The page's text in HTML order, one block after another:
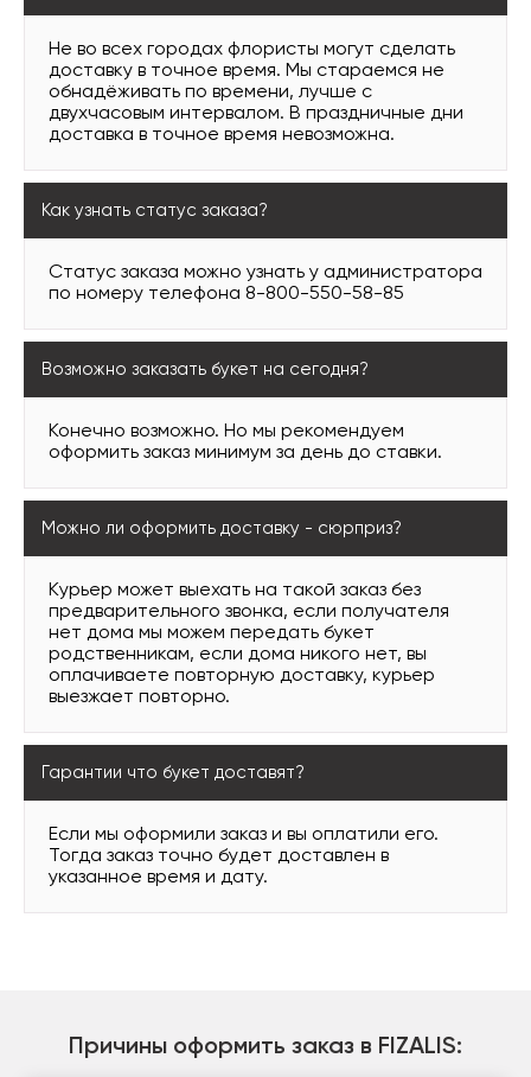
Не во всех городах флористы могут сделать
доставку в точное время. Мы стараемся не
обнадёживать по времени, лучше с
двухчасовым интервалом. В праздничные дни
доставка в точное время невозможна.
Как узнать статус заказа?
Статус заказа можно узнать у администратора
по номеру телефона 8-800-550-58-85
Возможно заказать букет на сегодня?
Конечно возможно. Но мы рекомендуем
оформить заказ минимум за день до ставки.
Можно ли оформить доставку - сюрприз?
Курьер может выехать на такой заказ без
предварительного звонка, если получателя
нет дома мы можем передать букет
родственникам, если дома никого нет, вы
оплачиваете повторную доставку, курьер
выезжает повторно.
Гарантии что букет доставят?
Если мы оформили заказ и вы оплатили его.
Тогда заказ точно будет доставлен в
указанное время и дату.
Причины оформить заказ в FIZALIS: